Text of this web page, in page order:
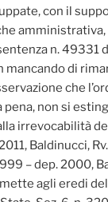
con il
amministrativa,
n. 49331
mancando di
che
non si
irrevocabilità
Baldinucci,
– dep. 2000,
agli eredi